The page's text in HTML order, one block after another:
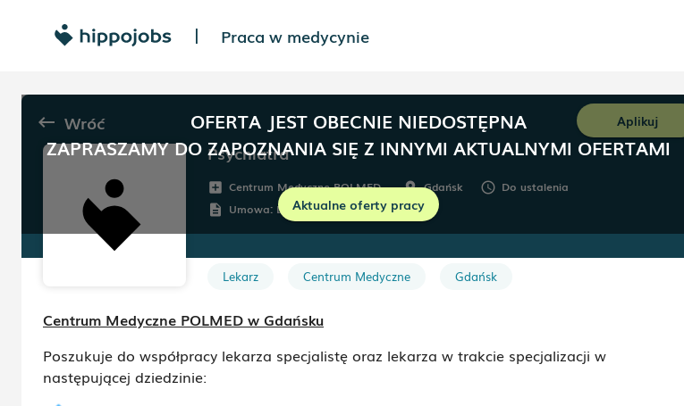
| Praca w medycynie
OFERTA JEST OBECNIE NIEDOSTĘPNA
ZAPRASZAMY DO ZAPOZNANIA SIĘ Z INNYMI AKTUALNYMI OFERTAMI
Aktualne oferty pracy
keyboard_backspace Wróć Aplikuj
Psychiatra
add_box Centrum Medyczne POLMED room Gdańsk schedule Do ustalenia
description Umowa: Dowolna
Lekarz Centrum Medyczne Gdańsk
Centrum Medyczne POLMED w Gdańsku
Poszukuje do współpracy lekarza specjalistę oraz lekarza w trakcie specjalizacji w
następującej dziedzinie: